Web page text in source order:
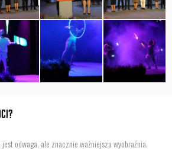
odwaga, ale znacznie ważniejsza wyobraźnia.